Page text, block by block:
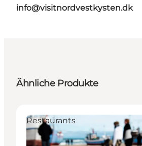
info@visitnordvestkysten.dk
Ähnliche Produkte
Restaurants